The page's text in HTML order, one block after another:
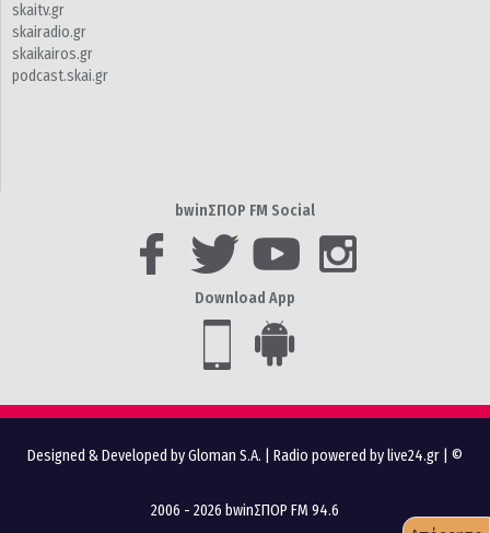
skaitv.gr
skairadio.gr
skaikairos.gr
podcast.skai.gr
bwinΣΠΟΡ FM Social
Download App
Designed & Developed by Gloman S.A. Radio powered by live24.gr | ©
2006 - 2026 bwinΣΠΟΡ FM 94.6